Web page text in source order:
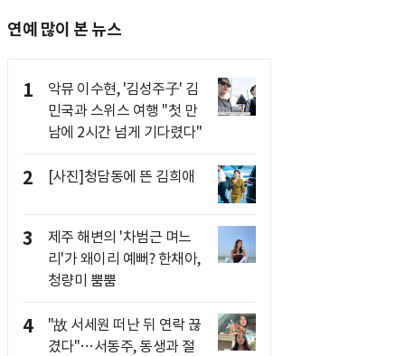
연예 많이 본 뉴스
1
악뮤 이수현, '김성주子' 김
민국과 스위스 여행 "첫 만
남에 2시간 넘게 기다렸다"
2 [사진]청담동에 뜬 김희애
3
제주 해변의 '차범근 며느
리'가 왜이리 예뻐? 한채아,
청량미 뿜뿜
4
"故 서세원 떠난 뒤 연락 끊
겼다"…서동주, 동생과 절